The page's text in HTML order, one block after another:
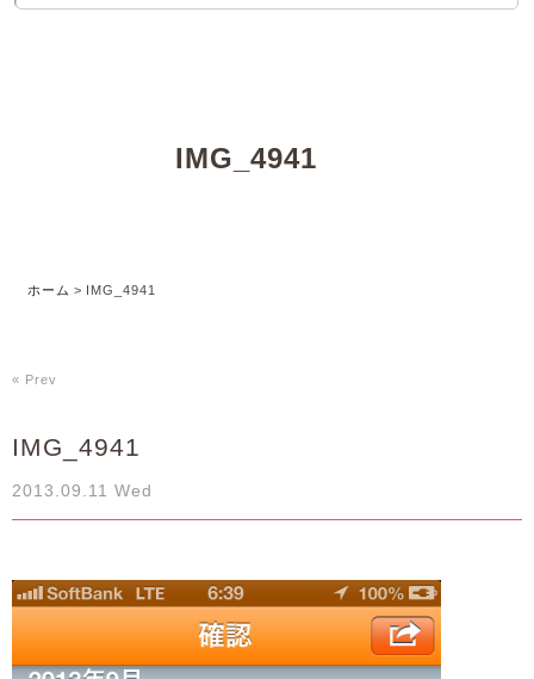
IMG_4941
ホーム > IMG_4941
« Prev
IMG_4941
2013.09.11 Wed